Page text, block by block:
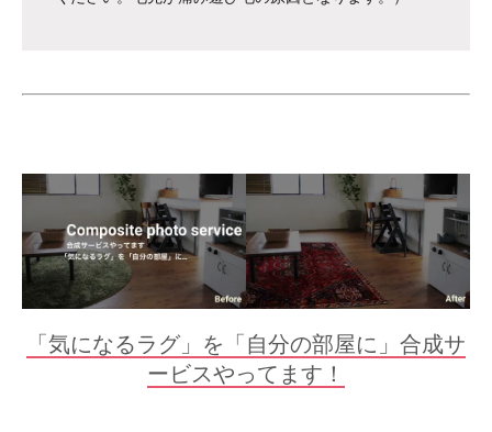
「気になるラグ」を「自分の部屋に」合成サ
ービスやってます！